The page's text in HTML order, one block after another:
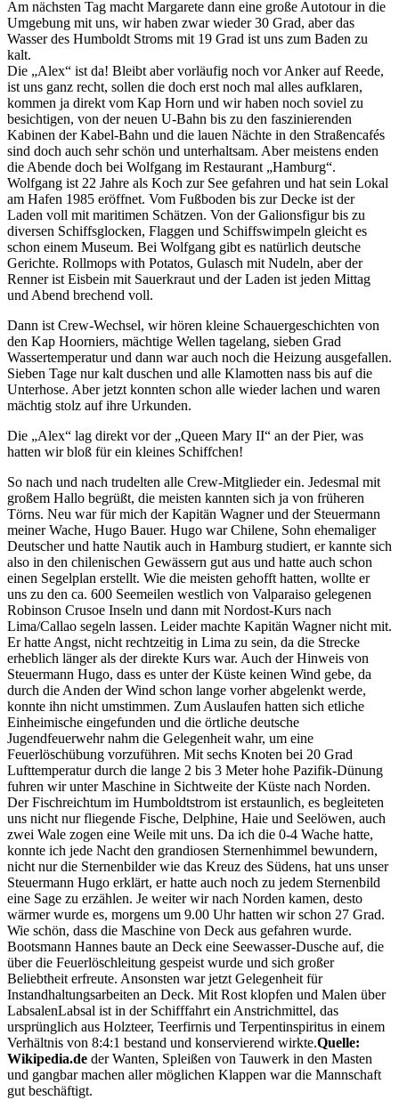
Am nächsten Tag macht Margarete dann eine große Autotour in die
Umgebung mit uns, wir haben zwar wieder 30 Grad, aber das
Wasser des Humboldt Stroms mit 19 Grad ist uns zum Baden zu
kalt.
Die
Alex
ist da! Bleibt aber vorläufig noch vor Anker auf Reede,
ist uns ganz recht, sollen die doch erst noch mal alles aufklaren,
kommen ja direkt vom Kap Horn und wir haben noch soviel zu
besichtigen, von der neuen U-Bahn bis zu den faszinierenden
Kabinen der Kabel-Bahn und die lauen Nächte in den Straßencafés
sind doch auch sehr schön und unterhaltsam. Aber meistens enden
die Abende doch bei Wolfgang im Restaurant
Hamburg .
Wolfgang ist 22 Jahre als Koch zur See gefahren und hat sein Lokal
am Hafen 1985 eröffnet. Vom Fußboden bis zur Decke ist der
Laden voll mit maritimen Schätzen. Von der Galionsfigur bis zu
diversen Schiffsglocken, Flaggen und Schiffswimpeln gleicht es
schon einem Museum. Bei Wolfgang gibt es natürlich deutsche
Gerichte. Rollmops with Potatos, Gulasch mit Nudeln, aber der
Renner ist Eisbein mit Sauerkraut und der Laden ist jeden Mittag
und Abend brechend voll.
Dann ist Crew-Wechsel, wir hören kleine Schauergeschichten von
den Kap Hoorniers, mächtige Wellen tagelang, sieben Grad
Wassertemperatur und dann war auch noch die Heizung ausgefallen.
Sieben Tage nur kalt duschen und alle Klamotten nass bis auf die
Unterhose. Aber jetzt konnten schon alle wieder lachen und waren
mächtig stolz auf ihre Urkunden.
Die
Alex lag direkt vor der Queen Mary II
an der Pier, was
hatten wir bloß für ein kleines Schiffchen!
So nach und nach trudelten alle Crew-Mitglieder ein. Jedesmal mit
großem Hallo begrüßt, die meisten kannten sich ja von früheren
Törns. Neu war für mich der Kapitän Wagner und der Steuermann
meiner Wache, Hugo Bauer. Hugo war Chilene, Sohn ehemaliger
Deutscher und hatte Nautik auch in Hamburg studiert, er kannte sich
also in den chilenischen Gewässern gut aus und hatte auch schon
einen Segelplan erstellt. Wie die meisten gehofft hatten, wollte er
uns zu den ca. 600 Seemeilen westlich von Valparaiso gelegenen
Robinson Crusoe Inseln und dann mit Nordost-Kurs nach
Lima/Callao segeln lassen. Leider machte Kapitän Wagner nicht mit.
Er hatte Angst, nicht rechtzeitig in Lima zu sein, da die Strecke
erheblich länger als der direkte Kurs war. Auch der Hinweis von
Steuermann Hugo, dass es unter der Küste keinen Wind gebe, da
durch die Anden der Wind schon lange vorher abgelenkt werde,
konnte ihn nicht umstimmen. Zum Auslaufen hatten sich etliche
Einheimische eingefunden und die örtliche deutsche
Jugendfeuerwehr nahm die Gelegenheit wahr, um eine
Feuerlöschübung vorzuführen. Mit sechs Knoten bei 20 Grad
Lufttemperatur durch die lange 2 bis 3 Meter hohe Pazifik-Dünung
fuhren wir unter Maschine in Sichtweite der Küste nach Norden.
Der Fischreichtum im Humboldtstrom ist erstaunlich, es begleiteten
uns nicht nur fliegende Fische, Delphine, Haie und Seelöwen, auch
zwei Wale zogen eine Weile mit uns. Da ich die 0-4 Wache hatte,
konnte ich jede Nacht den grandiosen Sternenhimmel bewundern,
nicht nur die Sternenbilder wie das Kreuz des Südens, hat uns unser
Steuermann Hugo erklärt, er hatte auch noch zu jedem Sternenbild
eine Sage zu erzählen. Je weiter wir nach Norden kamen, desto
wärmer wurde es, morgens um 9.00 Uhr hatten wir schon 27 Grad.
Wie schön, dass die Maschine von Deck aus gefahren wurde.
Bootsmann Hannes baute an Deck eine Seewasser-Dusche auf, die
über die Feuerlöschleitung gespeist wurde und sich großer
Beliebtheit erfreute. Ansonsten war jetzt Gelegenheit für
Instandhaltungsarbeiten an Deck. Mit Rost klopfen und Malen über
LabsalenLabsal ist in der Schifffahrt ein Anstrichmittel, das
ursprünglich aus Holzteer, Teerfirnis und Terpentinspiritus in einem
Verhältnis von 8:4:1 bestand und konservierend wirkte.Quelle:
Wikipedia.de der Wanten, Spleißen von Tauwerk in den Masten
und gangbar machen aller möglichen Klappen war die Mannschaft
gut beschäftigt.